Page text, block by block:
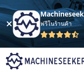
ฟรีในร้านค้า